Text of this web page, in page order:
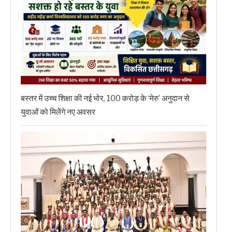
बस्तर में उच्च शिक्षा की नई भोर, 100 करोड़ के ‘मेरु’ अनुदान से
युवाओं को मिलेंगे नए अवसर